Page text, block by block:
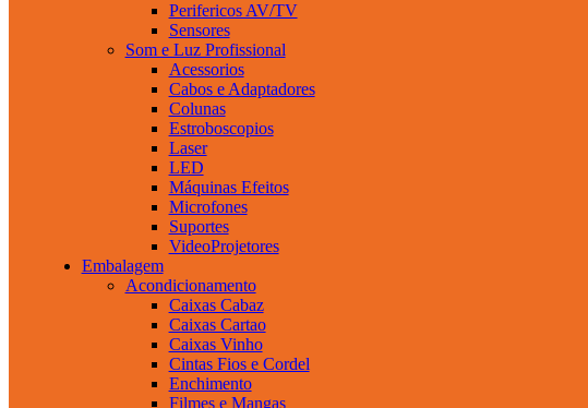
Perifericos AV/TV
Sensores
Som e Luz Profissional
Acessorios
Cabos e Adaptadores
Colunas
Estroboscopios
Laser
LED
Máquinas Efeitos
Microfones
Suportes
VideoProjetores
Embalagem
Acondicionamento
Caixas Cabaz
Caixas Cartao
Caixas Vinho
Cintas Fios e Cordel
Enchimento
Filmes e Mangas